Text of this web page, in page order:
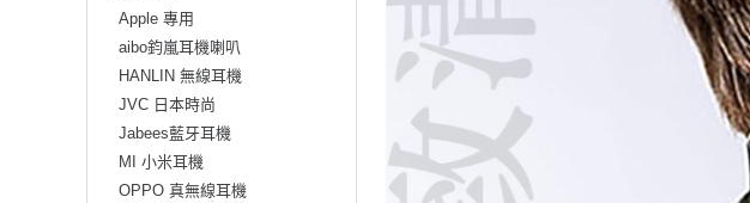
Apple 專用
aibo鈞嵐耳機喇叭
HANLIN 無線耳機
JVC 日本時尚
Jabees藍牙耳機
MI 小米耳機
OPPO 真無線耳機